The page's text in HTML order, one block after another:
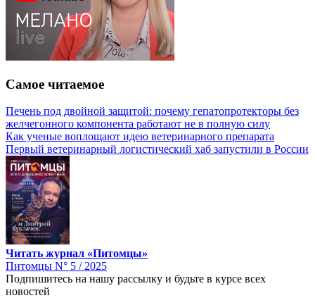
Самое читаемое
Печень под двойной защитой: почему гепатопротекторы без
желчегонного компонента работают не в полную силу
Как ученые воплощают идею ветеринарного препарата
Первый ветеринарный логистический хаб запустили в России
Читать журнал «Питомцы»
Питомцы N° 5 / 2025
Подпишитесь на нашу рассылку и будьте в курсе всех
новостей